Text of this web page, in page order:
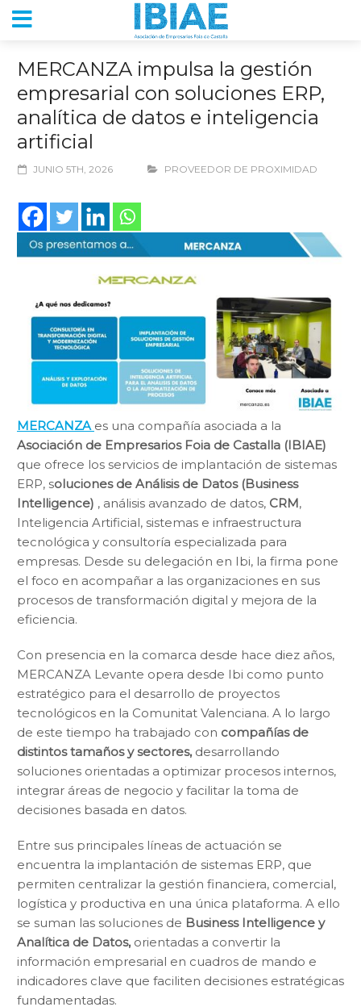
MERCANZA impulsa la gestión
empresarial con soluciones ERP,
analítica de datos e inteligencia
artificial
JUNIO 5TH, 2026 PROVEEDOR DE PROXIMIDAD
MERCANZA es una compañía asociada a la
Asociación de Empresarios Foia de Castalla (IBIAE)
que ofrece los servicios de implantación de sistemas
ERP, soluciones de Análisis de Datos (Business
Intelligence) , análisis avanzado de datos, CRM,
Inteligencia Artificial, sistemas e infraestructura
tecnológica y consultoría especializada para
empresas. Desde su delegación en Ibi, la firma pone
el foco en acompañar a las organizaciones en sus
procesos de transformación digital y mejora de la
eficiencia.
Con presencia en la comarca desde hace diez años,
MERCANZA Levante opera desde Ibi como punto
estratégico para el desarrollo de proyectos
tecnológicos en la Comunitat Valenciana. A lo largo
de este tiempo ha trabajado con compañías de
distintos tamaños y sectores, desarrollando
soluciones orientadas a optimizar procesos internos,
integrar áreas de negocio y facilitar la toma de
decisiones basada en datos.
Entre sus principales líneas de actuación se
encuentra la implantación de sistemas ERP, que
permiten centralizar la gestión financiera, comercial,
logística y productiva en una única plataforma. A ello
se suman las soluciones de Business Intelligence y
Analítica de Datos, orientadas a convertir la
información empresarial en cuadros de mando e
indicadores clave que faciliten decisiones estratégicas
fundamentadas.